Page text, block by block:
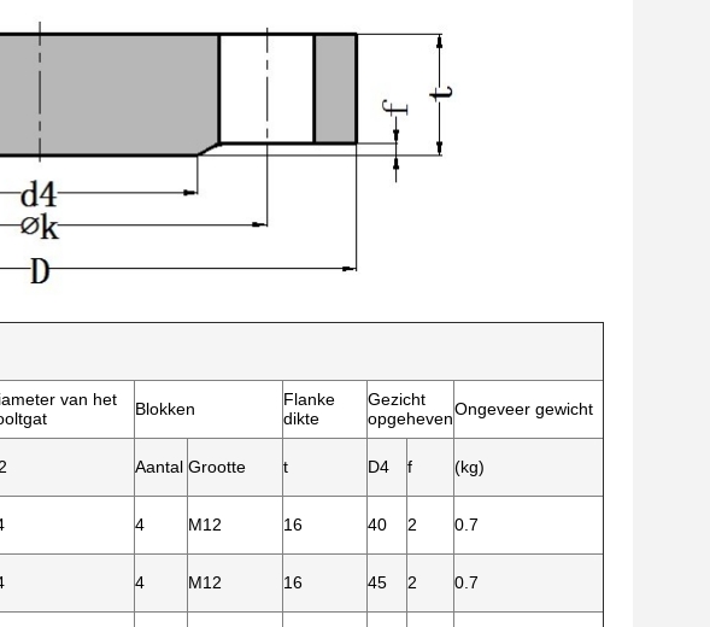
van het
Blokken
Flanke
dikte
Gezicht
opgehevenOngeveer gewicht
Aantal Grootte t D4 f (kg)
4 M12 16 40 2 0.7
4 M12 16 45 2 0.7